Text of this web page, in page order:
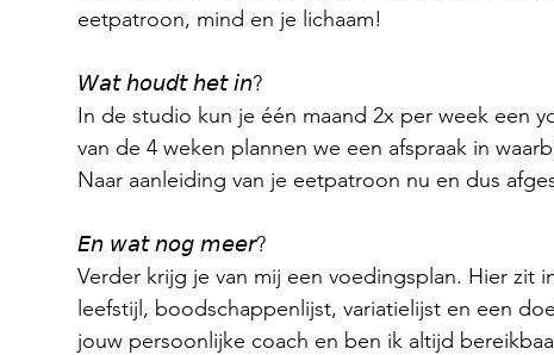
eetpatroon, mind en je lichaam!
𝘞𝘢𝘵 𝘩𝘰𝘶𝘥𝘵 𝘩𝘦𝘵 𝘪𝘯?
In de studio kun je één maand 2x per week een
van de 4 weken plannen we een afspraak in
Naar aanleiding van je eetpatroon nu en dus
𝘌𝘯 𝘸𝘢𝘵 𝘯𝘰𝘨 𝘮𝘦𝘦𝘳?
Verder krijg je van mij een voedingsplan. Hier zit
leefstijl, boodschappenlijst, variatielijst en een
jouw persoonlijke coach en ben ik altijd